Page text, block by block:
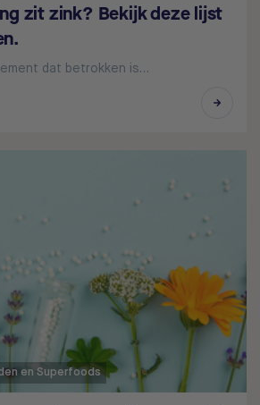
zit zink? Bekijk deze lijst
dat betrokken is…
en Superfoods